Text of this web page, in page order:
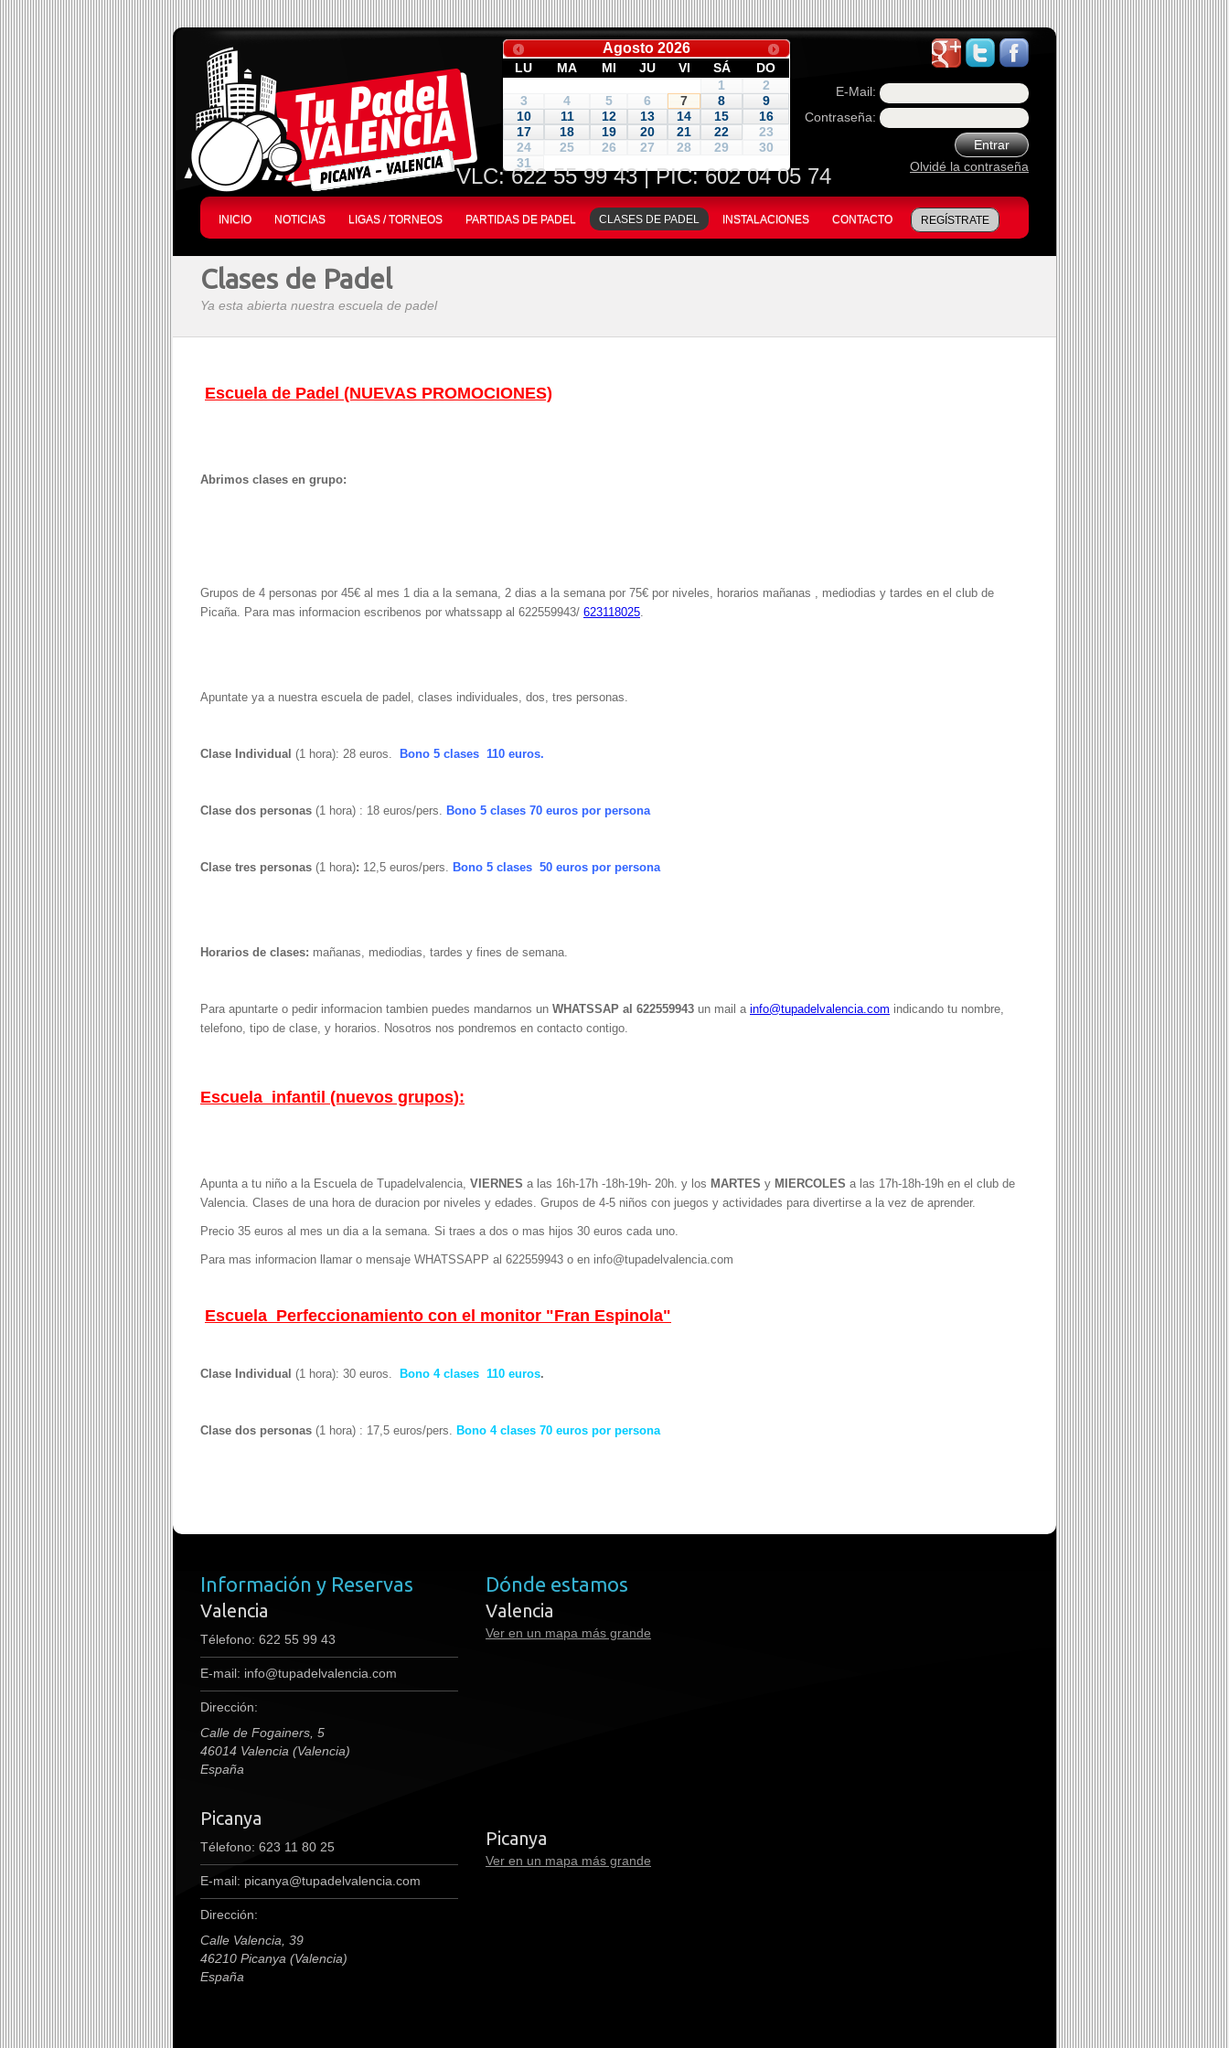
Agosto 2026
LU MA MI JU VI SÁ
DO
1
2
3
4 5 6 7 8
9
10
11 12 13 14 15
16
17
18 19 20 21 22
23
24
25 26 27 28 29
30
31
VLC:622 55 99 43| PIC: 602 04 05 74
E-Mail:
Contraseña:
Entrar
Olvidé la contraseña
INICIO NOTICIAS LIGAS / TORNEOS PARTIDAS DE PADEL CLASES DE PADEL INSTALACIONES CONTACTO REGÍSTRATE
Clases de Padel
Ya esta abierta nuestra escuela de padel
Escuela de Padel (NUEVAS PROMOCIONES)
Abrimos clases en grupo:
Grupos de 4 personas por 45€ al mes 1 dia a la semana, 2 dias a la semana por 75€ por niveles, horarios mañanas , mediodias y tardes en el club de
Picaña. Para mas informacion escribenos por whatssapp al 622559943/ 623118025.
Apuntate ya a nuestra escuela de padel, clases individuales, dos, tres personas.
Clase Individual (1 hora): 28 euros. Bono 5 clases 110 euros.
Clase dos personas (1 hora) : 18 euros/pers. Bono 5 clases 70 euros por persona
Clase tres personas (1 hora): 12,5 euros/pers. Bono 5 clases 50 euros por persona
Horarios de clases: mañanas, mediodias, tardes y fines de semana.
Para apuntarte o pedir informacion tambien puedes mandarnos un WHATSSAP al 622559943 un mail a info@tupadelvalencia.com indicando tu nombre,
telefono, tipo de clase, y horarios. Nosotros nos pondremos en contacto contigo.
Escuela infantil (nuevos grupos):
Apunta a tu niño a la Escuela de Tupadelvalencia, VIERNES a las 16h-17h -18h-19h- 20h. y los MARTES y MIERCOLES a las 17h-18h-19h en el club de
Valencia. Clases de una hora de duracion por niveles y edades. Grupos de 4-5 niños con juegos y actividades para divertirse a la vez de aprender.
Precio 35 euros al mes un dia a la semana. Si traes a dos o mas hijos 30 euros cada uno.
Para mas informacion llamar o mensaje WHATSSAPP al 622559943 o en info@tupadelvalencia.com
Escuela Perfeccionamiento con el monitor "Fran Espinola"
Clase Individual (1 hora): 30 euros. Bono 4 clases 110 euros.
Clase dos personas (1 hora) : 17,5 euros/pers. Bono 4 clases 70 euros por persona
Información y Reservas
Valencia
Télefono: 622 55 99 43
E-mail: info@tupadelvalencia.com
Dirección:
Calle de Fogainers, 5
46014 Valencia (Valencia)
España
Picanya
Télefono: 623 11 80 25
E-mail: picanya@tupadelvalencia.com
Dirección:
Calle Valencia, 39
46210 Picanya (Valencia)
España
Dónde estamos
Valencia
Ver en un mapa más grande
premium bootstrap themes
Picanya
Ver en un mapa más grande